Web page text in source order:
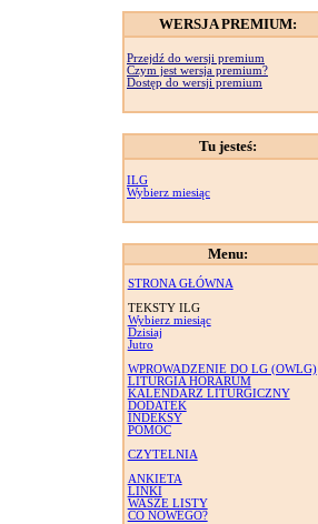
WERSJA PREMIUM:
Przejdź do wersji premium
Czym jest wersja premium?
Dostęp do wersji premium
Tu jesteś:
ILG
Wybierz miesiąc
Menu:
STRONA GŁÓWNA
TEKSTY ILG
Wybierz miesiąc
Dzisiaj
Jutro
WPROWADZENIE DO LG (OWLG)
LITURGIA HORARUM
KALENDARZ LITURGICZNY
DODATEK
INDEKSY
POMOC
CZYTELNIA
ANKIETA
LINKI
WASZE LISTY
CO NOWEGO?